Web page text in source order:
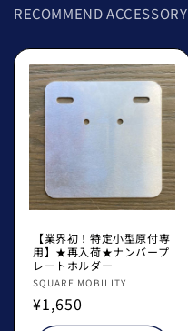
RECOMMEND ACCESSORY
【業界初！特定小型原付専
用】★再入荷★ナンバープ
レートホルダー
販
売
元:
SQUARE MOBILITY
通
常
¥1,650